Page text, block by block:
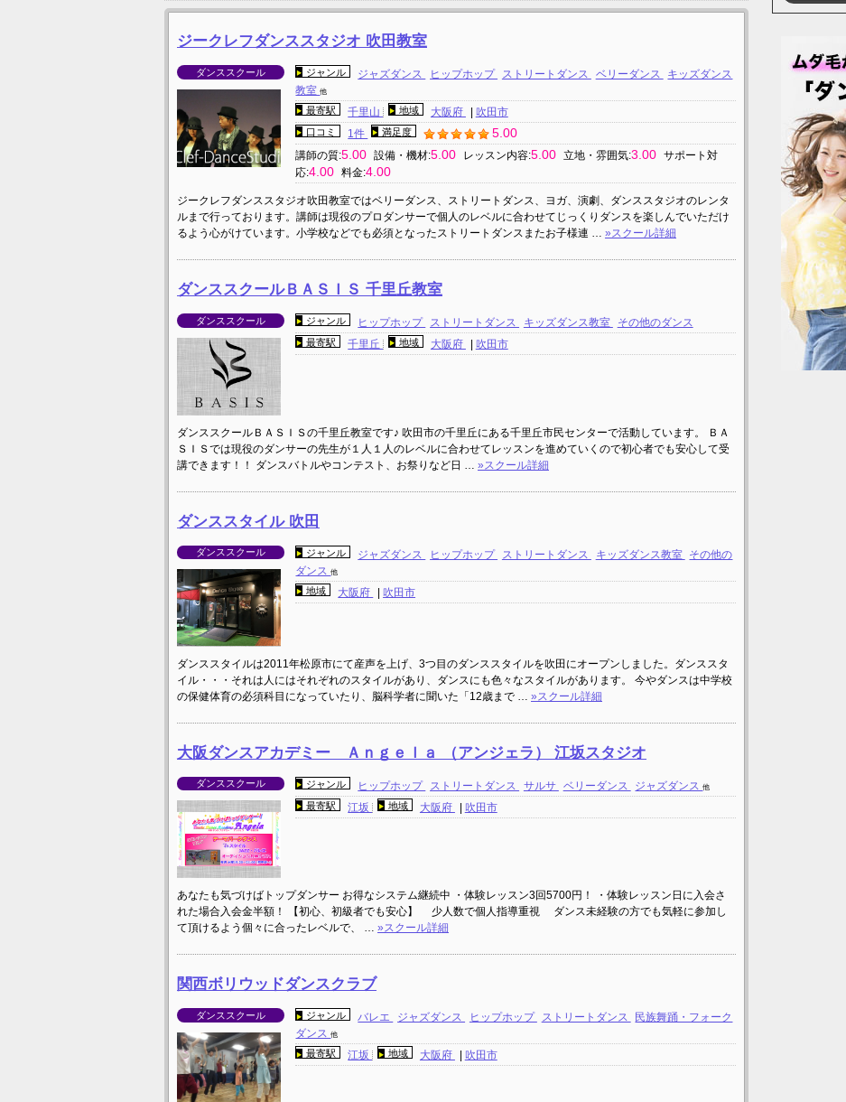
ジークレフダンススタジオ 吹田教室
ダンススクール ジャンル ジャズダンス ヒップホップ ストリートダンス ベリーダンス
キッズダンス
教室他
最寄駅 千里山 地域 大阪府 吹田市
口コミ 1件 満足度 5.00
講師の質:5.00 設備・機材:5.00 レッスン内容:5.00 立地・雰囲気:3.00 サポート対
応:4.00 料金:4.00
ジークレフダンススタジオ吹田教室ではベリーダンス、ストリートダンス、ヨガ、演劇、ダンススタジオのレンタ
ルまで行っております。講師は現役のプロダンサーで個人のレベルに合わせてじっくりダンスを楽しんでいただけ
るよう心がけています。小学校などでも必須となったストリートダンスまたお子様連 … »スクール詳細
ダンススクールＢＡＳＩＳ 千里丘教室
ダンススクール ジャンル ヒップホップ ストリートダンス キッズダンス教室 その他のダンス
最寄駅 千里丘 地域 大阪府 吹田市
ダンススクールＢＡＳＩＳの千里丘教室です♪ 吹田市の千里丘にある千里丘市民センターで活動しています。 ＢＡ
ＳＩＳでは現役のダンサーの先生が１人１人のレベルに合わせてレッスンを進めていくので初心者でも安心して受
講できます！！ ダンスバトルやコンテスト、お祭りなど日 … »スクール詳細
ダンススタイル 吹田
ダンススクール ジャンル ジャズダンス ヒップホップ ストリートダンス キッズダンス教室 その他の
ダンス他
地域 大阪府 | 吹田市
ダンススタイルは2011年松原市にて産声を上げ、3つ目のダンススタイルを吹田にオープンしました。ダンススタ
イル・・・それは人にはそれぞれのスタイルがあり、ダンスにも色々なスタイルがあります。 今やダンスは中学校
の保健体育の必須科目になっていたり、脳科学者に聞いた「12歳まで … »スクール詳細
大阪ダンスアカデミー Ａｎｇｅｌａ （アンジェラ） 江坂スタジオ
ダンススクール ジャンル ヒップホップ ストリートダンス サルサ ベリーダンス ジャズダンス他
最寄駅 江坂 地域 大阪府 吹田市
あなたも気づけばトップダンサー お得なシステム継続中 ・体験レッスン3回5700円！ ・体験レッスン日に入会さ
れた場合入会金半額！ 【初心、初級者でも安心】 少人数で個人指導重視 ダンス未経験の方でも気軽に参加し
て頂けるよう個々に合ったレベルで、 … »スクール詳細
関西ボリウッドダンスクラブ
ダンススクール ジャンル バレエ ジャズダンス ヒップホップ ストリートダンス
民族舞踊・フォーク
ダンス他
最寄駅 江坂 地域 大阪府 吹田市